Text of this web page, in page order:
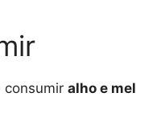
consumir alho e mel